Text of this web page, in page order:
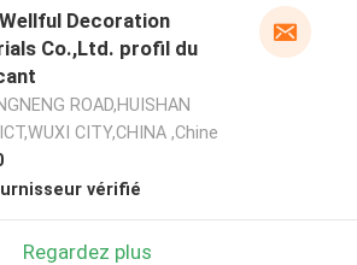
Decoration
Co.,Ltd. profil du
ROAD,HUISHAN
CITY,CHINA ,Chine
vérifié
Regardez plus